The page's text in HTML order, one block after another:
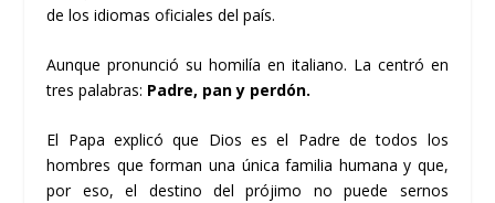
de los idiomas oficiales del país.
Aunque pronunció su homilía en italiano. La centró en
tres palabras: Padre, pan y perdón.
El Papa explicó que Dios es el Padre de todos los
hombres que forman una única familia humana y que,
por eso, el destino del prójimo no puede sernos